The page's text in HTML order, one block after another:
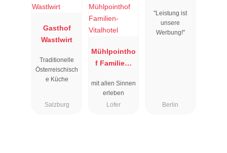
Gasthof
Wastlwirt
Traditionelle
Österreischisch
e Küche
Salzburg
Mühlpointho
f Familien-
mit allen Sinnen
erleben
Lofer
"Leistung ist
unsere
Werbung!"
Berlin